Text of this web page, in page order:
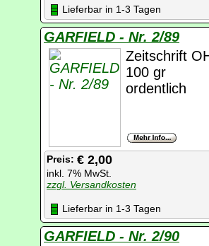
Lieferbar in 1-3 Tagen
GARFIELD - Nr. 2/89
Zeitschrift
100 gr
ordentlich
Preis: € 2,00
inkl. 7% MwSt.
zzgl. Versandkosten
Lieferbar in 1-3 Tagen
GARFIELD - Nr. 2/90